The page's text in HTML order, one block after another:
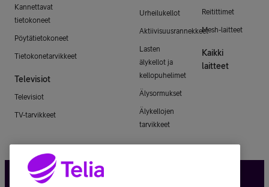
Kannettavat
tietokoneet
Pöytätietokoneet
Tietokonetarvikkeet
Televisiot
Televisiot
TV-tarvikkeet
Urheilukellot
Aktiivisuusrannekkeet
Lasten
älykellot ja
kellopuhelimet
Älysormukset
Älykellojen
tarvikkeet
Reitittimet
Mesh-laitteet
Kaikki
laitteet